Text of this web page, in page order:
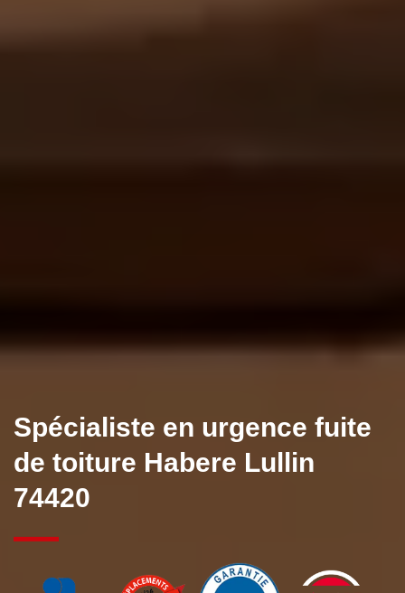
Spécialiste en urgence fuite
de toiture Habere Lullin
74420